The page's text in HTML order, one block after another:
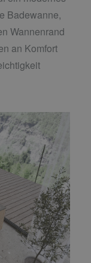
Badewanne,
Wannenrand
an Komfort